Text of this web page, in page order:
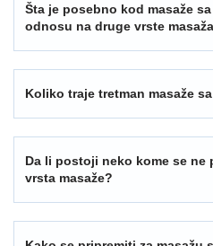
Šta je posebno kod masaže
odnosu na druge vrste
Koliko traje tretman masaže
Da li postoji neko kome se ne
vrsta masaže?